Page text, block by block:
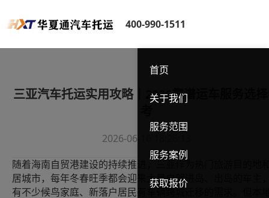
400-990-1511
首页
关于我们
服务范围
服务案例
获取报价
三亚汽车托运实用攻略｜2026靠谱运车服务选
2026-06-16 18:26:13
随着海南自贸港建设的持续推进，三亚作为热门旅游目的地
居城市，每年冬春旺季都会迎来大量自驾进岛、出岛的车主
有不少候鸟家庭、新落户居民有车辆跨城迁移的需求。但本